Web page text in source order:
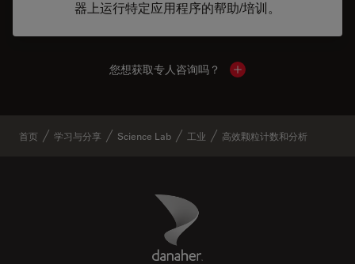
器上运行特定应用程序的帮助/培训。
您想获取专人咨询吗？ Show local contacts
首页 学习与分享 Science Lab 工业 高效颗粒计数和分析
Danaher Logo